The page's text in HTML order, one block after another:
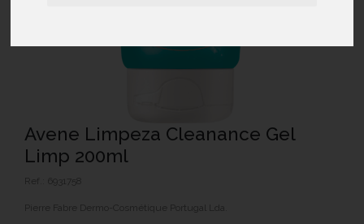
Avene Limpeza Cleanance Gel
Limp 200ml
Ref.: 6931758
Pierre Fabre Dermo-Cosmétique Portugal Lda.